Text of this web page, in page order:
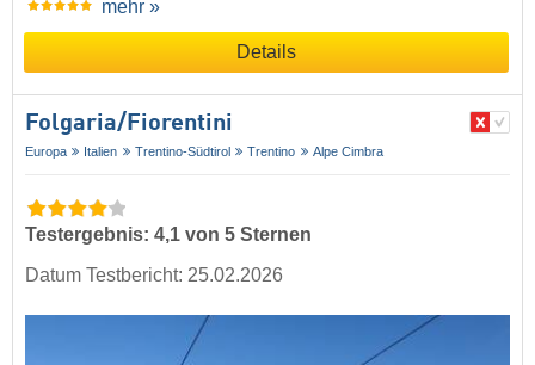
mehr »
Details
Folgaria/​Fiorentini
Europa Italien Trentino-Südtirol Trentino Alpe Cimbra
Testergebnis: 4,1 von 5 Sternen
Datum Testbericht: 25.02.2026